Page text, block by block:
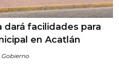
facilidades para
en Acatlán